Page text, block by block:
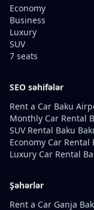
Economy
Business
Luxury
SUV
7 seats
SEO səhifələr
Rent a Car Baku
Monthly Car Rental
SUV Rental Baku
Economy Car Rental
Luxury Car Rental
Şəhərlər
Rent a Car Ganja